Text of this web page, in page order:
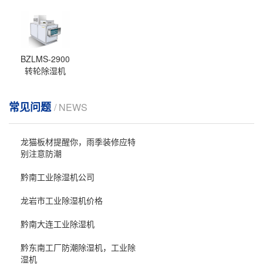
BZLMS-2900
转轮除湿机
常见问题/ NEWS
龙猫板材提醒你，雨季装修应特
别注意防潮
黔南工业除湿机公司
龙岩市工业除湿机价格
黔南大连工业除湿机
黔东南工厂防潮除湿机，工业除
湿机